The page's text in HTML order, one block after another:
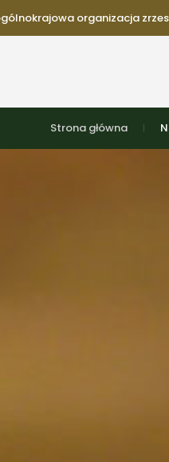
organizacja
Strona główna